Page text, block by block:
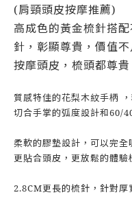
(肩頸頭皮按摩推薦)
高成色的黃金梳針搭
針，彰顯尊貴，價值不
按摩頭皮，梳頭都尊貴
質感特佳的花梨木紋手柄
切合手掌的弧度設計和60/
柔軟的膠墊設計，可以完全
更貼合頭皮，更放鬆的體驗
2.8CM更長的梳針，針對